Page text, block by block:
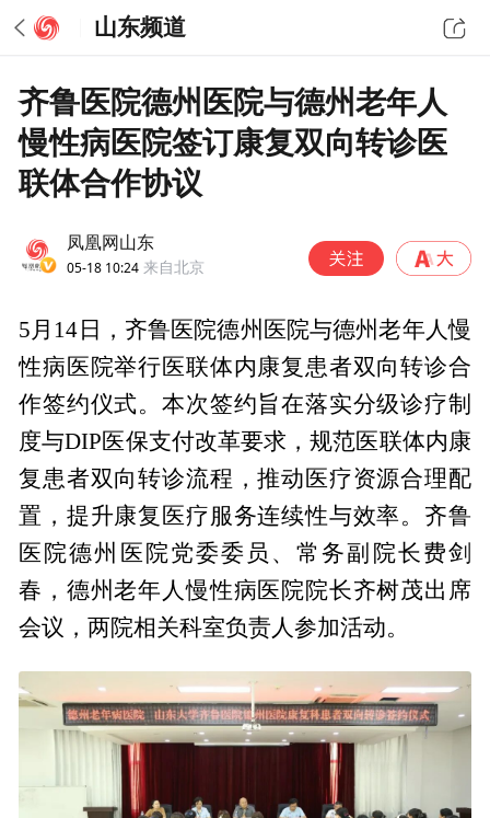
山东频道
齐鲁医院德州医院与德州老年人
慢性病医院签订康复双向转诊医
联体合作协议
凤凰网山东
05-18 10:24 来自北京
5月14日，齐鲁医院德州医院与德州老年人慢
性病医院举行医联体内康复患者双向转诊合
作签约仪式。本次签约旨在落实分级诊疗制
度与DIP医保支付改革要求，规范医联体内康
复患者双向转诊流程，推动医疗资源合理配
置，提升康复医疗服务连续性与效率。齐鲁
医院德州医院党委委员、常务副院长费剑
春，德州老年人慢性病医院院长齐树茂出席
会议，两院相关科室负责人参加活动。